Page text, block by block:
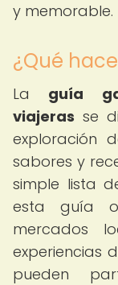
y memorable.
¿Qué
La guía
viajeras se
exploración
sabores y
simple lista
esta guía
mercados
experiencias
pueden